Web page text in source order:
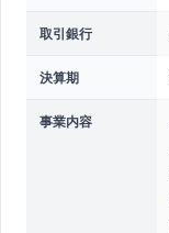
取引銀行
決算期
事業内容